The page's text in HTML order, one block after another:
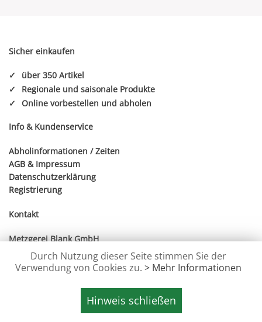
Sicher einkaufen
✓
über 350 Artikel
✓
Regionale und saisonale Produkte
✓
Online vorbestellen und abholen
Info & Kundenservice
Abholinformationen / Zeiten
AGB & Impressum
Datenschutzerklärung
Registrierung
Kontakt
Metzgerei Blank GmbH
Ostenstraße 38
85221 Dachau
Tel.: 08131/82157
Durch Nutzung dieser Seite stimmen Sie der
Verwendung von Cookies zu. > Mehr Informationen
Hinweis schließen